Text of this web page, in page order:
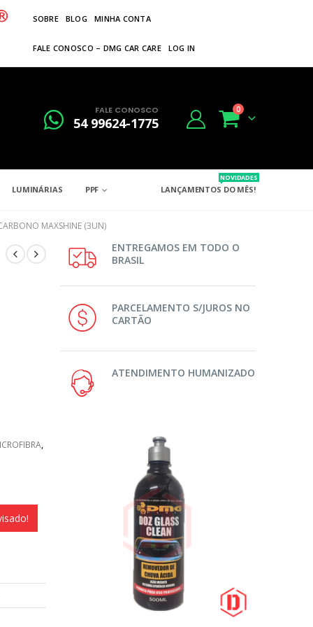
SOBRE BLOG MINHA CONTA
FALE CONOSCO – DMG CAR CARE LOG IN
FALE CONOSCO
54 99624-1775
0
LUMINÁRIAS PPF LANÇAMENTOS DO MÊS!
NOVIDADES
MAXSHINE (3UN)
,
ENTREGAMOS EM TODO O
BRASIL
PARCELAMENTO S/JUROS NO
CARTÃO
ATENDIMENTO HUMANIZADO